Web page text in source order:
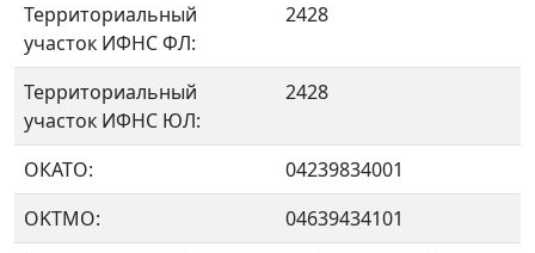
Территориальный
участок ИФНС ФЛ:
2428
Территориальный
участок ИФНС ЮЛ:
2428
ОКАТО:
04239834001
OKTMO:
04639434101